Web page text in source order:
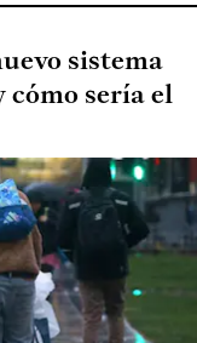
sistema
sería el